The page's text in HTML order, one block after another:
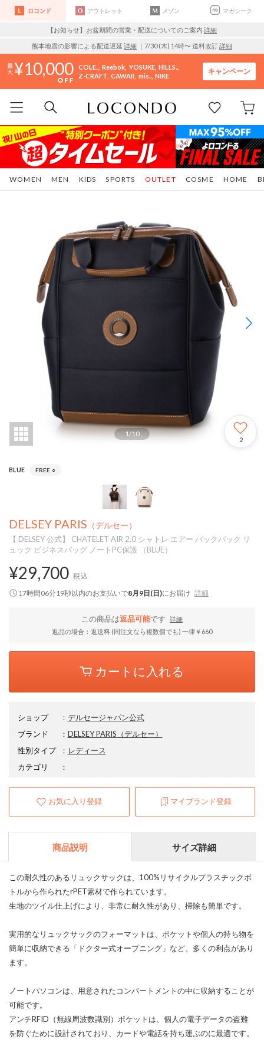
ロコンド アウトレット メゾン マガシーク
【お知らせ】お盆期間の営業・配送についてのご案内 詳細
熊本地震の影響による配送遅延 詳細 ｜7/30 (木) 14時〜 送料改訂詳細
10,000 COLE.. Reebok YOSUKE HILLS..
Z-CRAFT CAWAII mis.. NIKE
キャンペーン
WOMEN MEN KIDS SPORTS COSME HOME
OUTLET
1/10
2
BLUE FREE ○
DELSEY PARIS （デルセー）
【 DELSEY 公式】 CHATELET AIR 2.0 シャトレ エアー バックパック リ
ュック ビジネスバッグ ノートPC保護 （BLUE）
¥29,700 税込
17時間06分18秒以内のお支払いで8月9日(日)にお届け 詳細
この商品は返品可能です
詳細
返品の場合：返送料 (同注文なら複数個でも) 一律￥660
カートに入れる
ショップ ： デルセージャパン公式
ブランド
： DELSEY PARIS （デルセー）
性別タイプ
： レディース
カテゴリ
：
お気に入り登録 マイブランド登録
商品説明 サイズ詳細
この耐久性のあるリュックサックは、100%リサイクルプラスチックボ
トルから作られたrPET素材で作られています。
生地のツイル仕上げにより、非常に耐久性があり、掃除も簡単です。
実用的なリュックサックのフォーマットは、ポケットや個人の持ち物を
簡単に収納できる「ドクター式オープニング」など、多くの利点があり
ます。
ノートパソコンは、用意されたコンパートメントの中に収納することが
可能です。
アンチRFID（無線周波数識別）ポケットは、個人の電子データの盗難
を防ぐために設計されており、カードや電話を持ち運ぶのに最適です。